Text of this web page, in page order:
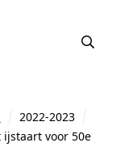
2022-2023
ijstaart voor 50e